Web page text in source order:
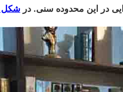
شکل 1:بهترین روانشناس در اصفهان